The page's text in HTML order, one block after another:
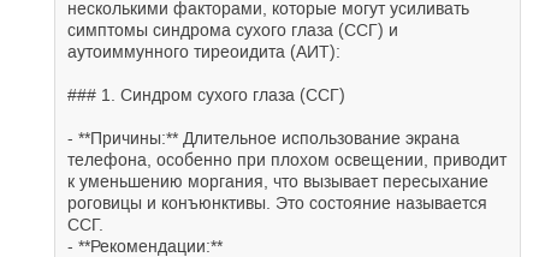
несколькими факторами, которые могут усиливать
симптомы синдрома сухого глаза (ССГ) и
аутоиммунного тиреоидита (АИТ):
### 1. Синдром сухого глаза (ССГ)
- **Причины:** Длительное использование экрана
телефона, особенно при плохом освещении, приводит
к уменьшению моргания, что вызывает пересыхание
роговицы и конъюнктивы. Это состояние называется
ССГ.
- **Рекомендации:**